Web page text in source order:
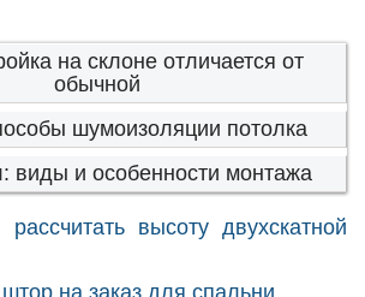
на склоне отличается от
обычной
шумоизоляции потолка
виды и особенности монтажа
высоту двухскатной